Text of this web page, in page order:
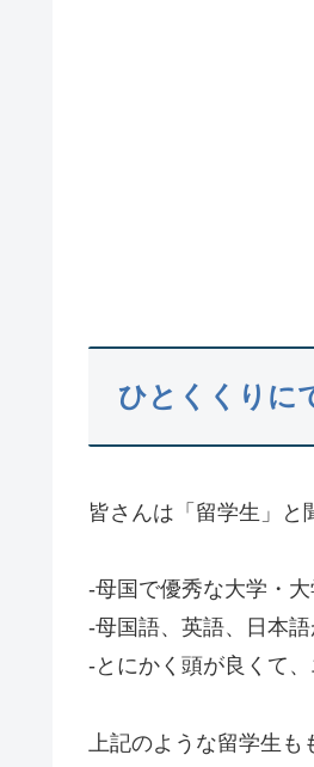
ひとくくりに
皆さんは「留学生」と
-母国で優秀な大学・
-母国語、英語、日本
-とにかく頭が良くて
上記のような留学生も